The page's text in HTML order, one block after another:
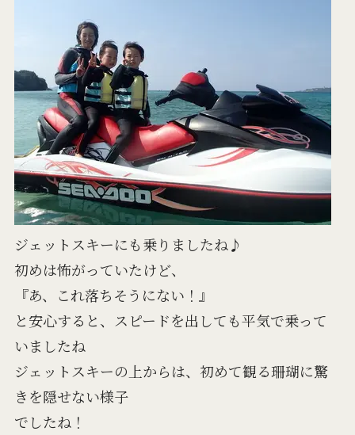
ジェットスキーにも乗りましたね♪
初めは怖がっていたけど、
『あ、これ落ちそうにない！』
と安心すると、スピードを出しても平気で乗って
いましたね
ジェットスキーの上からは、初めて観る珊瑚に驚
きを隠せない様子
でしたね！